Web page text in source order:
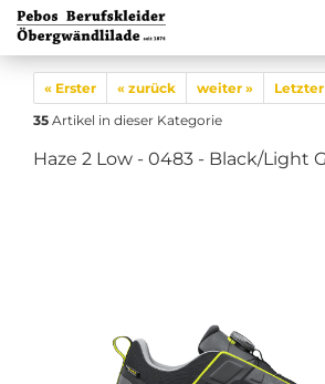
« Erster « zurück weiter »
Letzter
35 Artikel in dieser Kategorie
Haze 2 Low - 0483 - Black/Light